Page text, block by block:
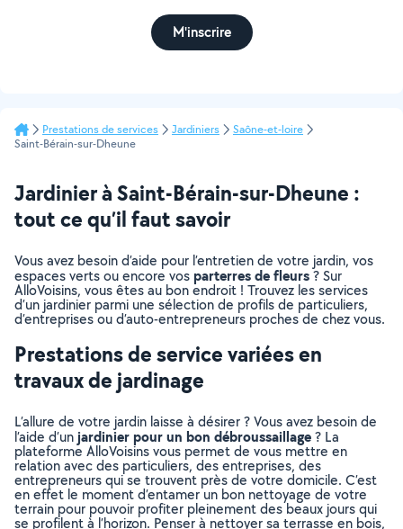
M'inscrire
Prestations de services Jardiniers
Saône-et-loire
Saint-Bérain-sur-Dheune
Jardinier à Saint-Bérain-sur-Dheune :
tout ce qu’il faut savoir
Vous avez besoin d’aide pour l’entretien de votre jardin, vos
espaces verts ou encore vosparterres de fleurs? Sur
AlloVoisins, vous êtes au bon endroit ! Trouvez les services
d’un jardinier parmi une sélection de profils de particuliers,
d’entreprises ou d’auto-entrepreneurs proches de chez vous.
Prestations de service variées en
travaux de jardinage
L’allure de votre jardin laisse à désirer ? Vous avez besoin de
l’aide d’unjardinier pour un bon débroussaillage? La
plateforme AlloVoisins vous permet de vous mettre en
relation avec des particuliers, des entreprises, des
entrepreneurs qui se trouvent près de votre domicile. C’est
en effet le moment d’entamer un bon nettoyage de votre
terrain pour pouvoir profiter pleinement des beaux jours qui
se profilent à l’horizon. Penser à nettoyer sa terrasse en bois,